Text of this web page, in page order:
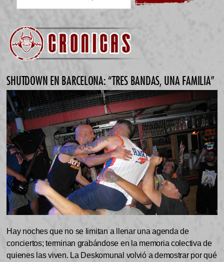
SHUTDOWN EN BARCELONA: “TRES BANDAS, UNA FAMILIA”
Hay noches que no se limitan a llenar una agenda de
conciertos; terminan grabándose en la memoria colectiva de
quienes las viven. La Deskomunal volvió a demostrar por qué